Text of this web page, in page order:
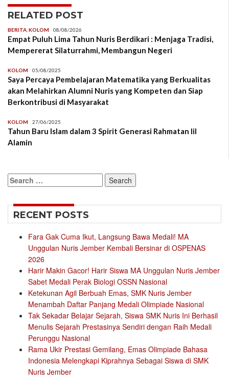
RELATED POST
BERITA KOLOM 08/08/2026
Empat Puluh Lima Tahun Nuris Berdikari : Menjaga Tradisi,
Mempererat Silaturrahmi, Membangun Negeri
KOLOM 05/08/2025
Saya Percaya Pembelajaran Matematika yang Berkualitas
akan Melahirkan Alumni Nuris yang Kompeten dan Siap
Berkontribusi di Masyarakat
KOLOM 27/06/2025
Tahun Baru Islam dalam 3 Spirit Generasi Rahmatan lil
Alamin
Search
for:
RECENT POSTS
Fara Gak Cuma Ikut, Langsung Bawa Medali! MA
Unggulan Nuris Jember Kembali Bersinar di OSPENAS
2026
Harir Makin Gacor! Harir Siswa MA Unggulan Nuris Jember
Sabet Medali Perak Biologi OSSN Nasional
Ketekunan Agil Berbuah Emas, SMK Nuris Jember
Menambah Daftar Panjang Medali Olimpiade Nasional
Tak Sekadar Belajar Sejarah, Siswa SMK Nuris Ini Berhasil
Menulis Sejarah Prestasinya Sendiri dengan Raih Medali
Perunggu Nasional
Rama Ukir Prestasi Gemilang, Emas Olimpiade Bahasa
Indonesia Melengkapi Kiprahnya Sebagai Siswa di SMK
Nuris Jember